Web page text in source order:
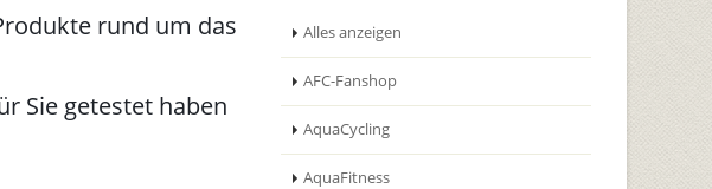
rund um das
Sie getestet haben
Alles anzeigen
AFC-Fanshop
AquaCycling
AquaFitness